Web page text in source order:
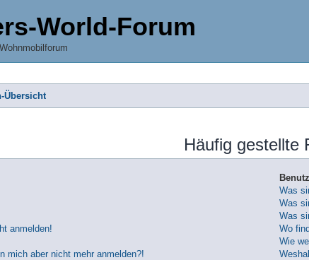
World-Forum
Übersicht
Häufig gestellte
anmelden!
mich aber nicht mehr anmelden?!
Was
Was
Was
Wo
Wie